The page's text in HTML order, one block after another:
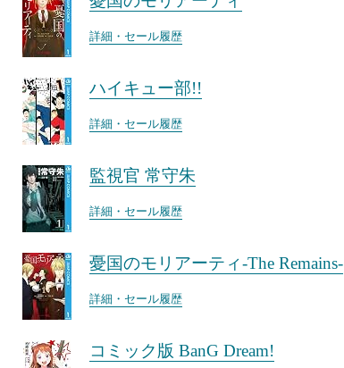
詳細・セール履歴
ハイキュー部!!
詳細・セール履歴
監視官 常守朱
詳細・セール履歴
憂国のモリアーティ-The Remains-
詳細・セール履歴
コミック版 BanG Dream!